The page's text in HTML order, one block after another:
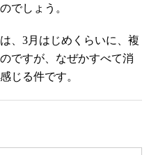
でしょう。
、3月はじめくらいに、複
ですが、なぜかすべて消
じる件です。